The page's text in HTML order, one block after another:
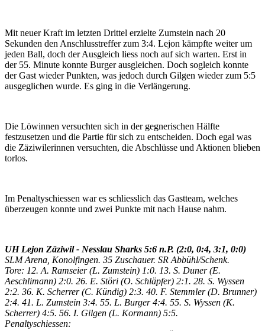
Mit neuer Kraft im letzten Drittel erzielte Zumstein nach 20
Sekunden den Anschlusstreffer zum 3:4. Lejon kämpfte weiter um
jeden Ball, doch der Ausgleich liess noch auf sich warten. Erst in
der 55. Minute konnte Burger ausgleichen. Doch sogleich konnte
der Gast wieder Punkten, was jedoch durch Gilgen wieder zum 5:5
ausgeglichen wurde. Es ging in die Verlängerung.
Die Löwinnen versuchten sich in der gegnerischen Hälfte
festzusetzen und die Partie für sich zu entscheiden. Doch egal was
die Zäziwilerinnen versuchten, die Abschlüsse und Aktionen blieben
torlos.
Im Penaltyschiessen war es schliesslich das Gastteam, welches
überzeugen konnte und zwei Punkte mit nach Hause nahm.
UH Lejon Zäziwil - Nesslau Sharks 5:6 n.P. (2:0, 0:4, 3:1, 0:0)
SLM Arena, Konolfingen. 35 Zuschauer. SR Abbühl/Schenk.
Tore: 12. A. Ramseier (L. Zumstein) 1:0. 13. S. Duner (E.
Aeschlimann) 2:0. 26. E. Störi (O. Schläpfer) 2:1. 28. S. Wyssen
2:2. 36. K. Scherrer (C. Kündig) 2:3. 40. F. Stemmler (D. Brunner)
2:4. 41. L. Zumstein 3:4. 55. L. Burger 4:4. 55. S. Wyssen (K.
Scherrer) 4:5. 56. I. Gilgen (L. Kormann) 5:5.
Penaltyschiessen: